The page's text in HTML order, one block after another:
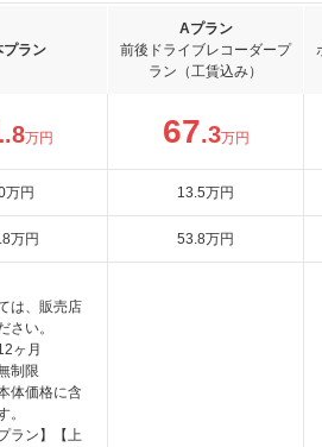
プラン
Aプラン
前後ドライブレコーダープ
ラン（工賃込み）
.8万円 67.3万円
万円 13.5万円
.8万円 53.8万円
は、販売店
さい。
ヶ月
制限
体価格に含
。
ラン】【上